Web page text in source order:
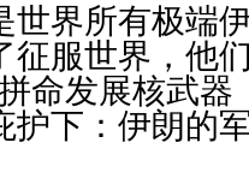
世界所有极端
征服世界，他
命发展核武器
护下：伊朗的